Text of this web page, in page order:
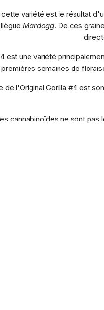
cette variété est le résultat
Mardogg. De ces
est une variété
semaines de
de l'Original Gorilla #4 est
cannabinoïdes ne sont pas